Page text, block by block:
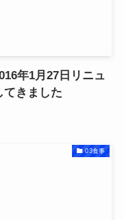
年1月27日リニュ
てきました
03食事